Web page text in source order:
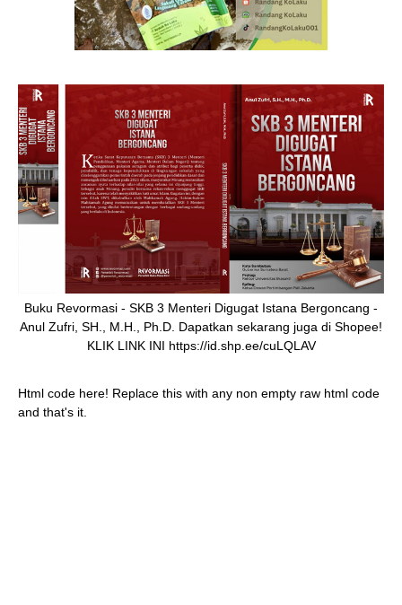
Buku Revormasi - SKB 3 Menteri Digugat Istana Bergoncang -
Anul Zufri, SH., M.H., Ph.D. Dapatkan sekarang juga di Shopee!
KLIK LINK INI https://id.shp.ee/cuLQLAV
Html code here! Replace this with any non empty raw html code
and that's it.